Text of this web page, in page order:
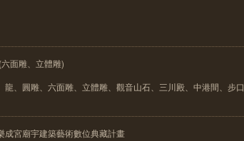
面雕、立體雕)
龍、圓雕、六面雕、立體雕、觀音山石、三川殿、中港間、步口
成宮廟宇建築藝術數位典藏計畫